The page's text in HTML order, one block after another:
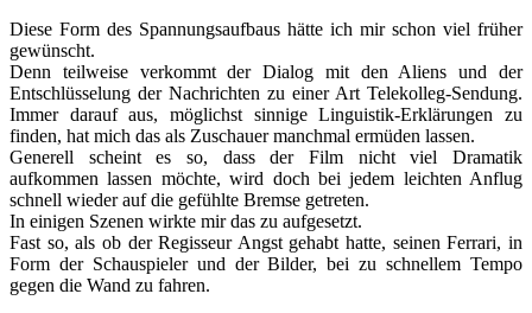
Diese Form des Spannungsaufbaus hätte ich mir schon viel früher
gewünscht.
Denn teilweise verkommt der Dialog mit den Aliens und der
Entschlüsselung der Nachrichten zu einer Art Telekolleg-Sendung.
Immer darauf aus, möglichst sinnige Linguistik-Erklärungen zu
finden, hat mich das als Zuschauer manchmal ermüden lassen.
Generell scheint es so, dass der Film nicht viel Dramatik
aufkommen lassen möchte, wird doch bei jedem leichten Anflug
schnell wieder auf die gefühlte Bremse getreten.
In einigen Szenen wirkte mir das zu aufgesetzt.
Fast so, als ob der Regisseur Angst gehabt hatte, seinen Ferrari, in
Form der Schauspieler und der Bilder, bei zu schnellem Tempo
gegen die Wand zu fahren.